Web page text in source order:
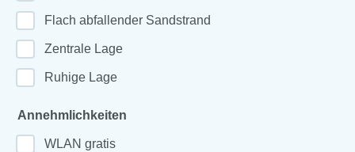
Flach abfallender Sandstrand
Zentrale Lage
Ruhige Lage
Annehmlichkeiten
WLAN gratis